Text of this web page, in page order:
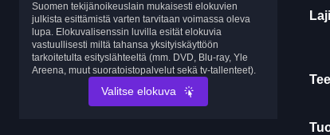
Suomen tekijänoikeuslain mukaisesti elokuvien
julkista esittämistä varten tarvitaan voimassa oleva
lupa. Elokuvalisenssin luvilla esität elokuvia
vastuullisesti miltä tahansa yksityiskäyttöön
tarkoitetulta esityslähteeltä (mm. DVD, Blu-ray, Yle
Areena, muut suoratoistopalvelut sekä tv-tallenteet).
Valitse elokuva